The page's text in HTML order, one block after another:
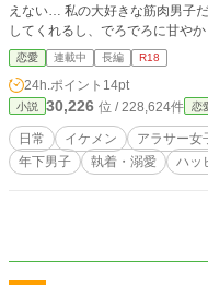
えない… 私の大好きな筋肉男子
してくれるし、でろでろに甘や
るけれど…。 それになかなか執
こりごりだから、暫くこの関係
にしか思ってないだろうし。 ……から始まる
エッチな話書こうと始めた話で
した。 初めの頃と文体とか色々
方向け。 分かりにくい表現ある
ました。 ※ちょいちょい濡れ場あります。 濡れ場のある時はタイトルに★をつ
恋愛 連載中 長編 R18
24h.ポイント 14pt
小説 30,226 位 / 228,624件 恋
日常 イケメン アラサー女
年下男子
執着・溺愛 ハッ